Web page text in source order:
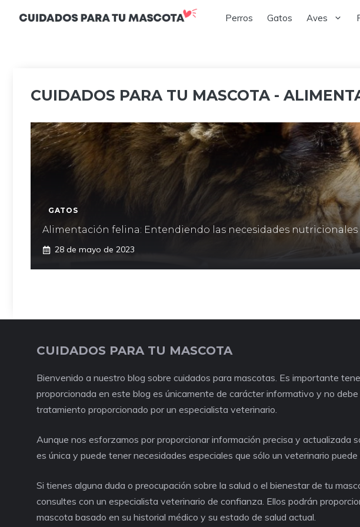
Perros Gatos Aves
CUIDADOS PARA TU MASCOTA -
GATOS
Alimentación felina: Entendiendo las necesidades
28 de mayo de 2023
CUIDADOS PARA TU MASCOTA
Bienvenido a nuestro blog sobre cuidados para mascotas. Es importante
proporcionada en este blog es únicamente de carácter informativo y no
tratamiento proporcionado por un especialista veterinario.
Aunque nos esforzamos por proporcionar información precisa y actualizada
es única y puede tener necesidades especiales que sólo un veterinario
Si tienes alguna duda o preocupación sobre la salud o el bienestar de tu
consultes con un especialista veterinario de confianza. Ellos podrán
mascota basado en su historial médico y su estado de salud actual.